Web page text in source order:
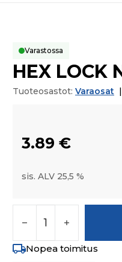
Varastossa
HEX LOCK
Tuoteosastot: Varaosat |
3.89 €
sis. ALV 25,5 %
Nopea toimitus